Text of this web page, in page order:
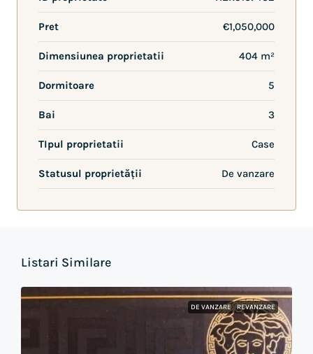
Pret €1,050,000
Dimensiunea proprietatii 404 m²
Dormitoare 5
Bai 3
TIpul proprietatii Case
Statusul proprietății De vanzare
Listari Similare
DE VANZARE REVANZARE